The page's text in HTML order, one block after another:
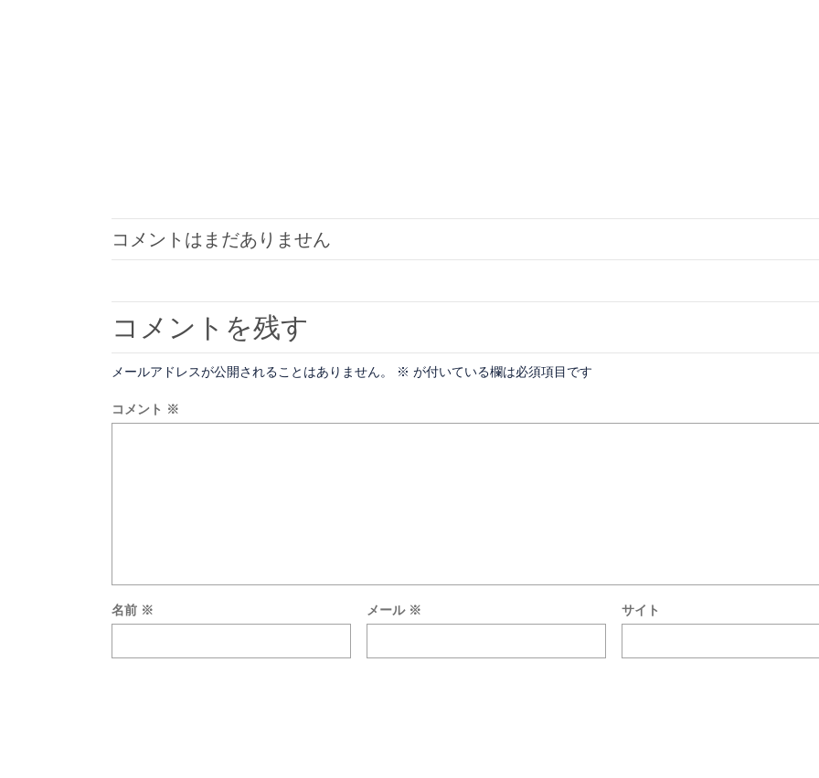
コメントはまだありません
コメントを残す
メールアドレスが公開されることはありません。 ※ が付いている欄は必須項目です
コメント ※
名前 ※ メール ※ サイト